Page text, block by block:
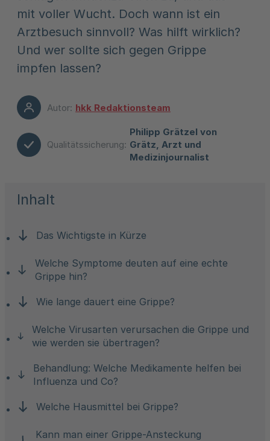
mit voller Wucht. Doch wann ist ein
Arztbesuch sinnvoll? Was hilft wirklich?
Und wer sollte sich gegen Grippe
impfen lassen?
Autor: hkk Redaktionsteam
Qualitätssicherung:
Philipp Grätzel von
Grätz, Arzt und
Medizinjournalist
Inhalt
Das Wichtigste in Kürze
Welche Symptome deuten auf eine echte
Grippe hin?
Wie lange dauert eine Grippe?
Welche Virusarten verursachen die Grippe und
wie werden sie übertragen?
Behandlung: Welche Medikamente helfen bei
Influenza und Co?
Welche Hausmittel bei Grippe?
Kann man einer Grippe-Ansteckung